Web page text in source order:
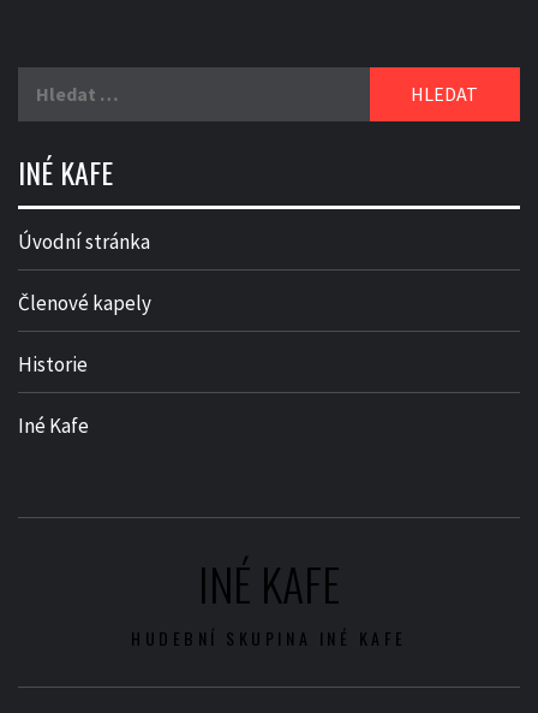
INÉ KAFE
Úvodní stránka
Členové kapely
Historie
Iné Kafe
INÉ KAFE
HUDEBNÍ SKUPINA INÉ KAFE